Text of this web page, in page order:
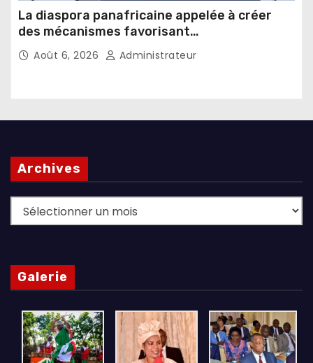
La diaspora panafricaine appelée à créer
des mécanismes favorisant
l’investissement dans les pays d’origine
Août 6, 2026 Administrateur
Archives
Archives
Galerie